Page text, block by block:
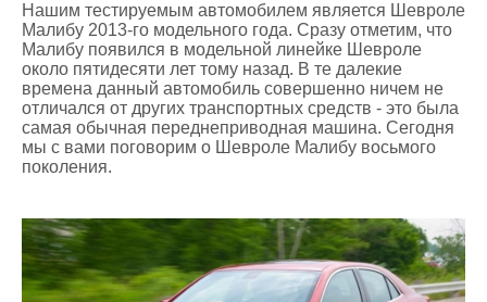
Нашим тестируемым автомобилем является Шевроле
Малибу 2013-го модельного года. Сразу отметим, что
Малибу появился в модельной линейке Шевроле
около пятидесяти лет тому назад. В те далекие
времена данный автомобиль совершенно ничем не
отличался от других транспортных средств - это была
самая обычная переднеприводная машина. Сегодня
мы с вами поговорим о Шевроле Малибу восьмого
поколения.